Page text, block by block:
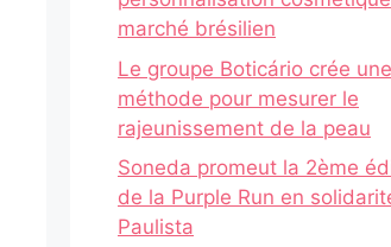
marché brésilien
Le groupe Boticário crée une
méthode pour mesurer le
rajeunissement de la peau
Soneda promeut la 2ème
de la Purple Run en
Paulista